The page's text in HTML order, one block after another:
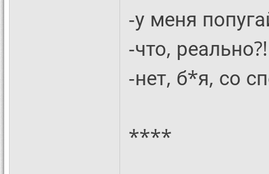
-у меня
-что, реально?!
-нет, б*я, со
****